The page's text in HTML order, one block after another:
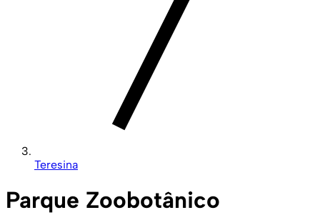
Teresina
Parque Zoobotânico